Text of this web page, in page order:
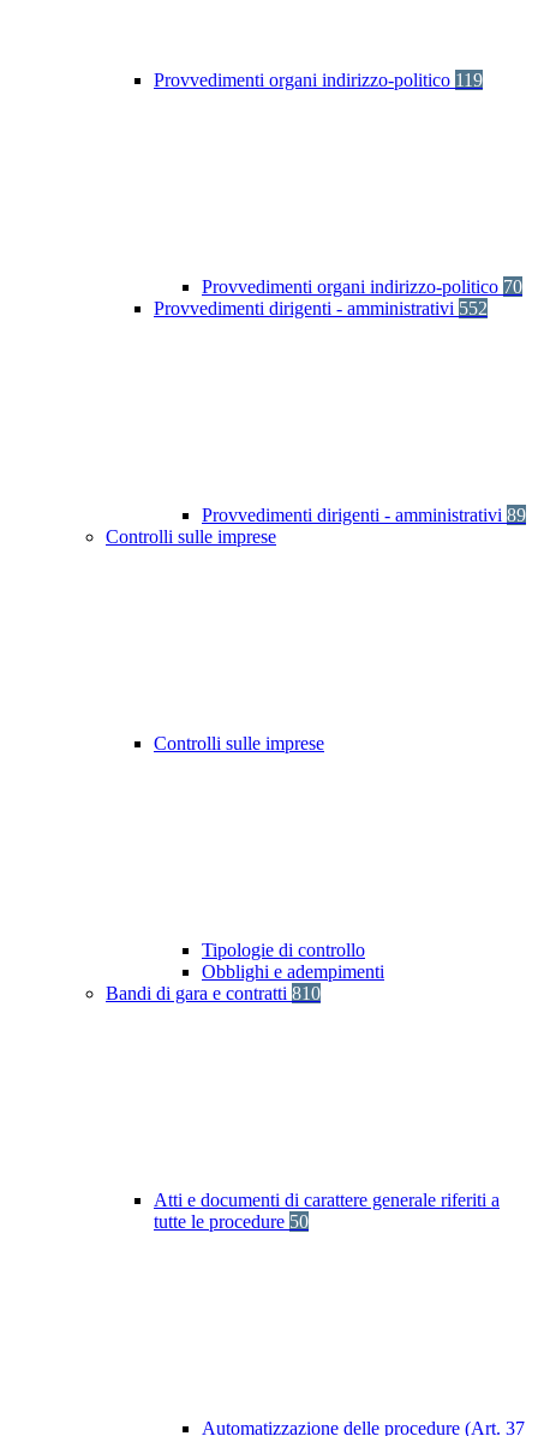
Provvedimenti organi indirizzo-politico 119
Provvedimenti organi indirizzo-politico 70
Provvedimenti dirigenti - amministrativi 552
Provvedimenti dirigenti - amministrativi 89
Controlli sulle imprese
Controlli sulle imprese
Tipologie di controllo
Obblighi e adempimenti
Bandi di gara e contratti 810
Atti e documenti di carattere generale riferiti a
tutte le procedure 50
Automatizzazione delle procedure (Art. 37